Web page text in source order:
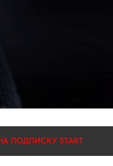
ПОДПИСКУ START